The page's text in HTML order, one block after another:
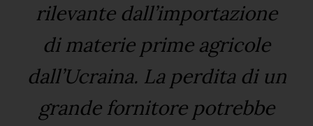
rilevante dall’importazione
di materie prime agricole
dall’Ucraina. La perdita di un
grande fornitore potrebbe